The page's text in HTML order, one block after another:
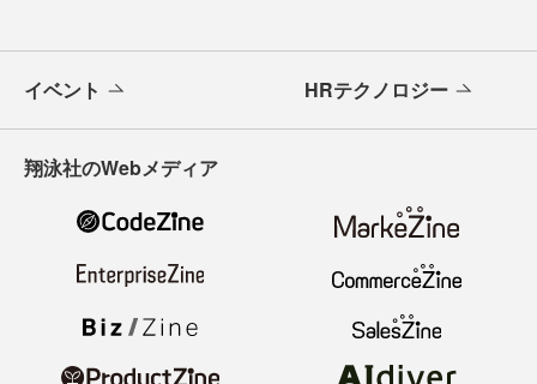
イベント HRテクノロジー
翔泳社のWebメディア